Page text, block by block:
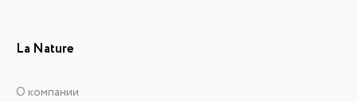
La Nature
О компании